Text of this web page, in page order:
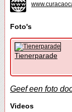
Foto's
Tienerparade
Geef een foto
Videos